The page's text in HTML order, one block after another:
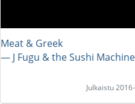
Meat & Greek
― J Fugu & the Sushi Machine
Julkaistu